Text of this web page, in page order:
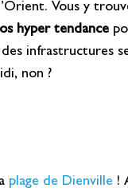
Vous y
hyper tendance
infrastructures
non ?
plage de Dienville !